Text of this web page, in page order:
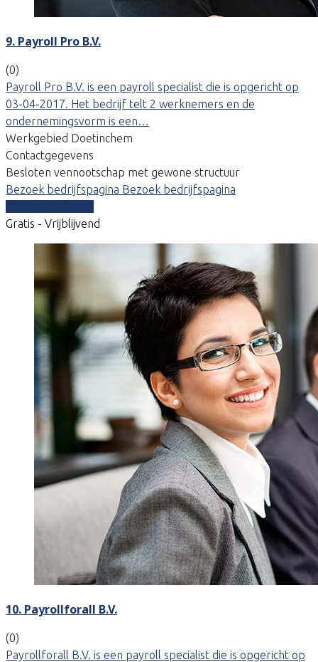
9. Payroll Pro B.V.
(0)
Payroll Pro B.V. is een payroll specialist die is opgericht op
03-04-2017. Het bedrijf telt 2 werknemers en de
ondernemingsvorm is een…
Werkgebied Doetinchem
Contactgegevens
Besloten vennootschap met gewone structuur
Bezoek bedrijfspagina Bezoek bedrijfspagina
Gratis - Vrijblijvend
10. Payrollforall B.V.
(0)
Payrollforall B.V. is een payroll specialist die is opgericht op